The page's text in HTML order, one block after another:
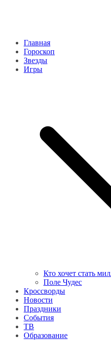
Главная
Гороскоп
Звезды
Игры
Кто хочет стать
Поле Чудес
Кроссворды
Новости
Праздники
События
ТВ
Образование